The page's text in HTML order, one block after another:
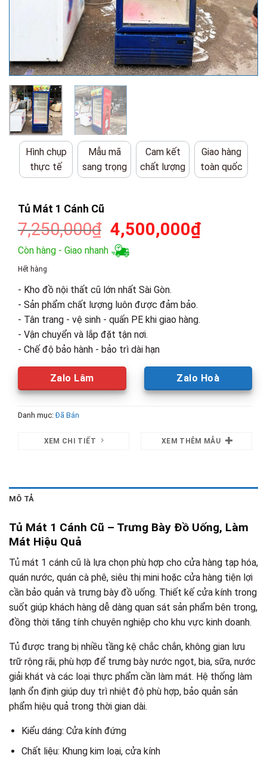
Hình chụp
thực tế
Mẫu mã
sang trọng
Cam kết
chất lượng
Giao hàng
toàn quốc
Tủ Mát 1 Cánh Cũ
7,250,000₫ Giá
gốc
là:
4,500,000₫Giá
Còn hàng - Giao nhanh
Hết hàng
- Kho đồ nội thất cũ lớn nhất Sài Gòn.
- Sản phẩm chất lượng luôn được đảm bảo.
- Tân trang - vệ sinh - quấn PE khi giao hàng.
- Vận chuyển và lắp đặt tận nơi.
- Chế độ bảo hành - bảo trì dài hạn
Zalo Lâm Zalo Hoà
Danh mục:Đã Bán
XEM CHI TIẾT XEM THÊM MẪU
MÔ TẢ
Tủ Mát 1 Cánh Cũ – Trưng Bày Đồ Uống, Làm
Mát Hiệu Quả
Tủ mát 1 cánh cũ là lựa chọn phù hợp cho cửa hàng tạp hóa,
quán nước, quán cà phê, siêu thị mini hoặc cửa hàng tiện lợi
cần bảo quản và trưng bày đồ uống. Thiết kế cửa kính trong
suốt giúp khách hàng dễ dàng quan sát sản phẩm bên trong,
đồng thời tăng tính chuyên nghiệp cho khu vực kinh doanh.
Tủ được trang bị nhiều tầng kệ chắc chắn, không gian lưu
trữ rộng rãi, phù hợp để trưng bày nước ngọt, bia, sữa, nước
giải khát và các loại thực phẩm cần làm mát. Hệ thống làm
lạnh ổn định giúp duy trì nhiệt độ phù hợp, bảo quản sản
phẩm hiệu quả trong thời gian dài.
Kiểu dáng: Cửa kính đứng
Chất liệu: Khung kim loại, cửa kính